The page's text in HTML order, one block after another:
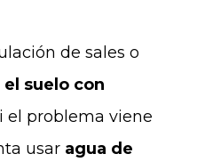
de sales o
suelo con
el problema viene
usar agua de